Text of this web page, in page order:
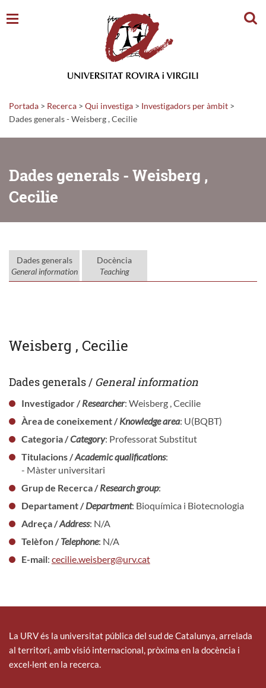
Portada > Recerca > Qui investiga > Investigadors per àmbit >
Dades generals - Weisberg , Cecilie
Dades generals - Weisberg ,
Cecilie
Dades generals
General information
Docència
Teaching
Weisberg , Cecilie
Dades generals / General information
Investigador /Researcher: Weisberg , Cecilie
Àrea de coneixement /Knowledge area: U(BQBT)
Categoria /Category: Professorat Substitut
Titulacions /Academic qualifications:
- Màster universitari
Grup de Recerca /Research group:
Departament /Department: Bioquímica i Biotecnologia
Adreça /Address: N/A
Telèfon /Telephone: N/A
E-mail: cecilie.weisberg@urv.cat
La URV és la universitat pública del sud de Catalunya, arrelada
al territori, amb visió internacional, pròxima en la docència i
excel·lent en la recerca.